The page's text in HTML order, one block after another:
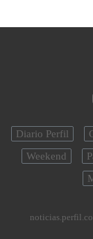
Diario Perfil
Weekend